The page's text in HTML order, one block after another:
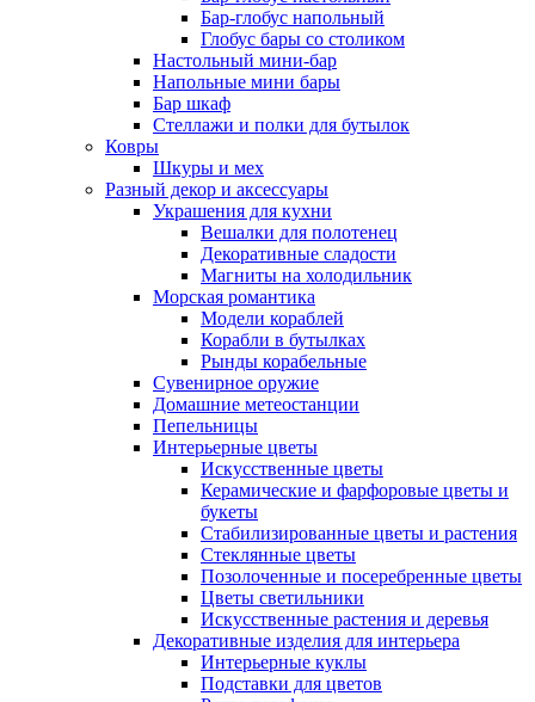
Бар-глобус напольный
Глобус бары со столиком
Настольный мини-бар
Напольные мини бары
Бар шкаф
Стеллажи и полки для бутылок
Ковры
Шкуры и мех
Разный декор и аксессуары
Украшения для кухни
Вешалки для полотенец
Декоративные сладости
Магниты на холодильник
Морская романтика
Модели кораблей
Корабли в бутылках
Рынды корабельные
Сувенирное оружие
Домашние метеостанции
Пепельницы
Интерьерные цветы
Искусственные цветы
Керамические и фарфоровые цветы и
букеты
Стабилизированные цветы и растения
Стеклянные цветы
Позолоченные и посеребренные цветы
Цветы светильники
Искусственные растения и деревья
Декоративные изделия для интерьера
Интерьерные куклы
Подставки для цветов